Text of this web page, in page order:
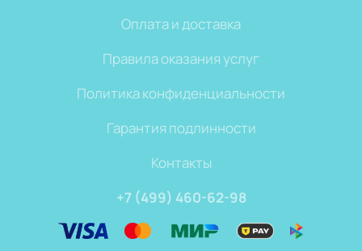
Оплата и доставка
Правила оказания услуг
Политика конфиденциальности
Гарантия подлинности
Контакты
+7 (499) 460-62-98